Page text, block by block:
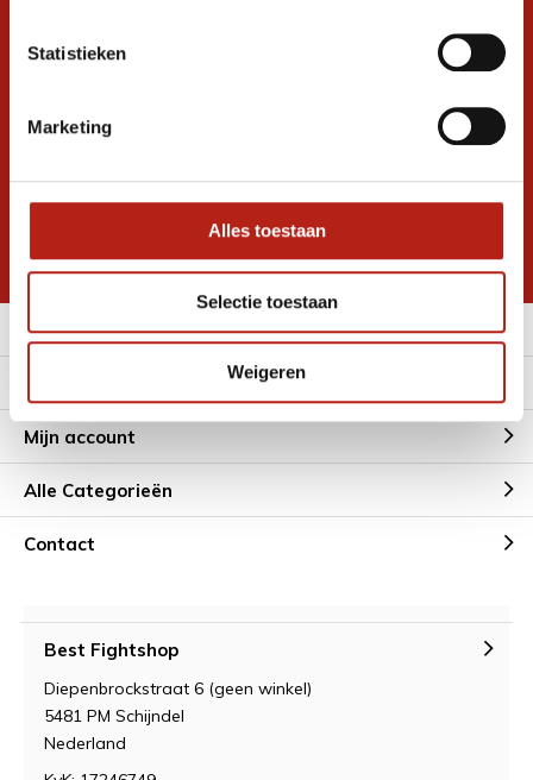
Statistieken
Marketing
Alles toestaan
Selectie toestaan
Weigeren
Ontvang de nieuwste aanbiedingen en
Inschrijven voor
* Lees hier de wettelijke beperkingen
Meer informatie
Mijn account
Alle Categorieën
Contact
Best Fightshop
Diepenbrockstraat 6 (geen winkel)
5481 PM Schijndel
Nederland